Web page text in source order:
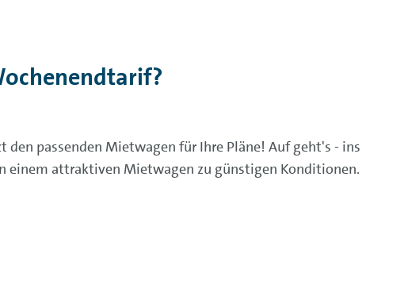
passenden Mietwagen für Ihre Pläne! Auf geht's - ins
einem attraktiven Mietwagen zu günstigen Konditionen.